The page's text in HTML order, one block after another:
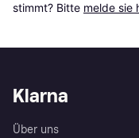
stimmt? Bitte melde sie
Klarna
Über uns